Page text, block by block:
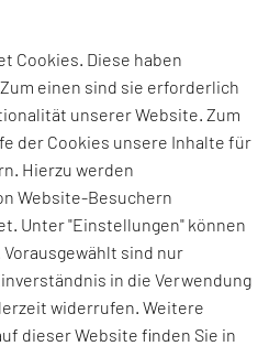
Wert eines Produktes
erhöhen, bzw. alles,
ist zu zahlen
Cookies. Diese haben
einen sind sie erforderlich
unserer Website. Zum
der Cookies unsere Inhalte für
Hierzu werden
Website-Besuchern
Unter "Einstellungen" können
Vorausgewählt sind nur
in die Verwendung
widerrufen. Weitere
dieser Website finden Sie in